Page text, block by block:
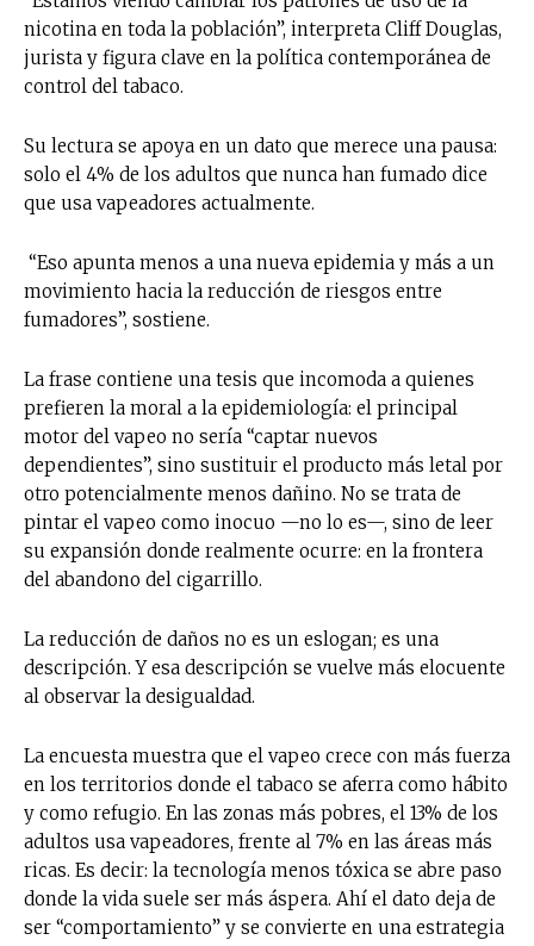
nicotina en toda la población”, interpreta Cliff Douglas,
jurista y figura clave en la política contemporánea de
control del tabaco.
Su lectura se apoya en un dato que merece una pausa:
solo el 4% de los adultos que nunca han fumado dice
que usa vapeadores actualmente.
“Eso apunta menos a una nueva epidemia y más a un
movimiento hacia la reducción de riesgos entre
fumadores”, sostiene.
La frase contiene una tesis que incomoda a quienes
prefieren la moral a la epidemiología: el principal
motor del vapeo no sería “captar nuevos
dependientes”, sino sustituir el producto más letal por
otro potencialmente menos dañino. No se trata de
pintar el vapeo como inocuo —no lo es—, sino de leer
su expansión donde realmente ocurre: en la frontera
del abandono del cigarrillo.
La reducción de daños no es un eslogan; es una
descripción. Y esa descripción se vuelve más elocuente
al observar la desigualdad.
La encuesta muestra que el vapeo crece con más fuerza
en los territorios donde el tabaco se aferra como hábito
y como refugio. En las zonas más pobres, el 13% de los
adultos usa vapeadores, frente al 7% en las áreas más
ricas. Es decir: la tecnología menos tóxica se abre paso
donde la vida suele ser más áspera. Ahí el dato deja de
ser “comportamiento” y se convierte en una estrategia